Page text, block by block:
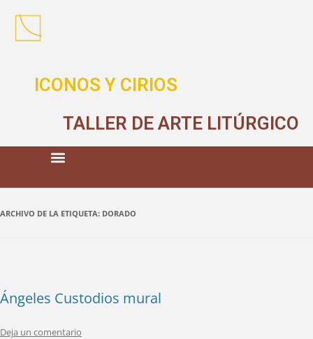
ICONOS Y CIRIOS
TALLER DE ARTE LITÚRGICO
ARCHIVO DE LA ETIQUETA: DORADO
Ángeles Custodios mural
Deja un comentario